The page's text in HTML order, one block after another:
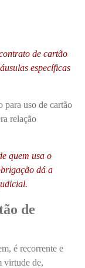
de cartão
específicas
para uso de cartão
relação
quem usa o
dá a
de
é recorrente e
virtude de,